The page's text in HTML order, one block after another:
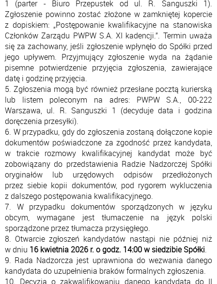
1 (parter - Biuro Przepustek od ul. R. Sanguszki 1).
Zgłoszenie powinno zostać złożone w zamkniętej kopercie
z dopiskiem: „Postępowanie kwalifikacyjne na stanowiska
Członków Zarządu PWPW S.A. XI kadencji.”. Termin uważa
się za zachowany, jeśli zgłoszenie wpłynęło do Spółki przed
jego upływem. Przyjmujący zgłoszenie wyda na żądanie
pisemne potwierdzenie przyjęcia zgłoszenia, zawierające
datę i godzinę przyjęcia.
5. Zgłoszenia mogą być również przesłane pocztą kurierską
lub listem poleconym na adres: PWPW S.A., 00-222
Warszawa, ul. R. Sanguszki 1 (decyduje data i godzina
doręczenia przesyłki).
6. W przypadku, gdy do zgłoszenia zostaną dołączone kopie
dokumentów poświadczone za zgodność przez kandydata,
w trakcie rozmowy kwalifikacyjnej kandydat może być
zobowiązany do przedstawienia Radzie Nadzorczej Spółki
oryginałów lub urzędowych odpisów przedłożonych
przez siebie kopii dokumentów, pod rygorem wykluczenia
z dalszego postępowania kwalifikacyjnego.
7. W przypadku dokumentów sporządzonych w języku
obcym, wymagane jest tłumaczenie na język polski
sporządzone przez tłumacza przysięgłego.
8. Otwarcie zgłoszeń kandydatów nastąpi nie później niż
w dniu 16 kwietnia 2026 r. o godz. 14:00 w siedzibie Spółki.
9. Rada Nadzorcza jest uprawniona do wezwania danego
kandydata do uzupełnienia braków formalnych zgłoszenia.
10. Decyzja o zakwalifikowaniu danego kandydata do II